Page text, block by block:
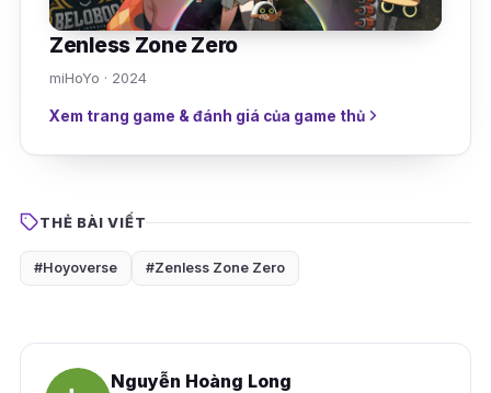
Zenless Zone Zero
miHoYo · 2024
Xem trang game & đánh giá của game thủ
THẺ BÀI VIẾT
#Hoyoverse #Zenless Zone Zero
Nguyễn Hoàng Long